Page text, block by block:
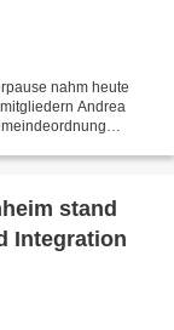
nahm heute
Andrea
stand
Integration